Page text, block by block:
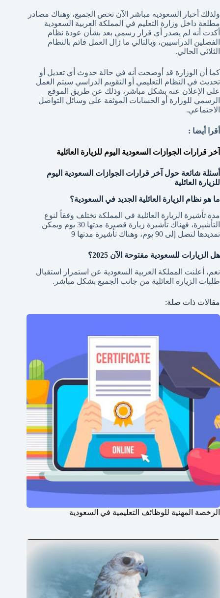
ولذلك أخبار السعودية مباشر الآن تخص الجميع، وهناك مصادر
مطلعة داخل وزارة التعليم في المملكة العربية السعودية
أكدت أنه لم يصدر أي قرار رسمي بعد بشأن عودة نظام
الفصلين الدراسيين، وبالتالي ما زال العمل قائم بالنظام
الثلاثي الحالي.
كما أن الوزارة قد أوضحت أنه في حالة حدوث أي تعديل أو
تحديث في النظام التعليمي أو التقويم الدراسي سيتم العمل
على الإعلان عنه بشكل مباشر، وذلك عن طريق الموقع
الرسمي للوزارة أو الحسابات الموثقة على وسائل التواصل
الاجتماعي.
أقرا أيضا :
آخر قرارات الجوازات السعودية اليوم للزيارة العائلية
أسئلة شائعة حول آخر قرارات الجوازات السعودية اليوم
للزيارة العائلية
ما هو نظام الزيارة العائلية الجديد في السعودية؟
مدة تأشيرة الزيارة العائلية في المملكة تختلف وفقاً لنوع
التأشيرة، فهناك تأشيرة زيارة قصيرة مدتها 30 يوم ويمكن
تمديدها لتصل إلى 90 يوم، وهناك تأشيرة مدتها 9
هل الزيارات للسعودية مفتوحة الآن 2025؟
نعم، أعلنت المملكة العربية السعودية عن استمرار استقبال
طلبات الزيارة العائلية من جانب الجميع بشكل مباشر.
مقالات ذات صلة:
الرخصة المهنية للوظائف التعليمية في السعودية